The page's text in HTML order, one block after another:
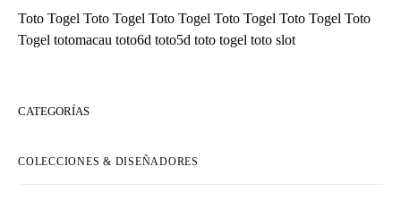
Toto Togel Toto Togel Toto Togel Toto Togel Toto Togel Toto
Togel totomacau toto6d toto5d toto togel toto slot
CATEGORÍAS
COLECCIONES & DISEÑADORES